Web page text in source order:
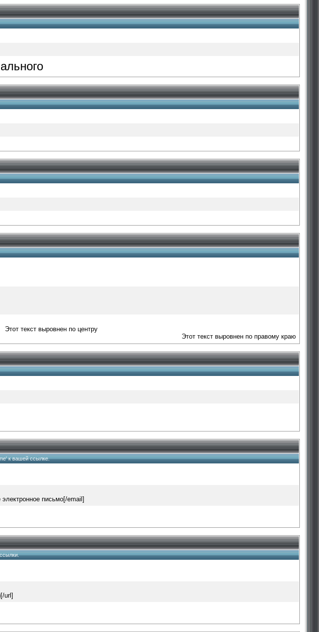
Этот текст выровнен по центру
Этот текст выровнен по правому краю
к вашей ссылке.
письмо[/email]
url]